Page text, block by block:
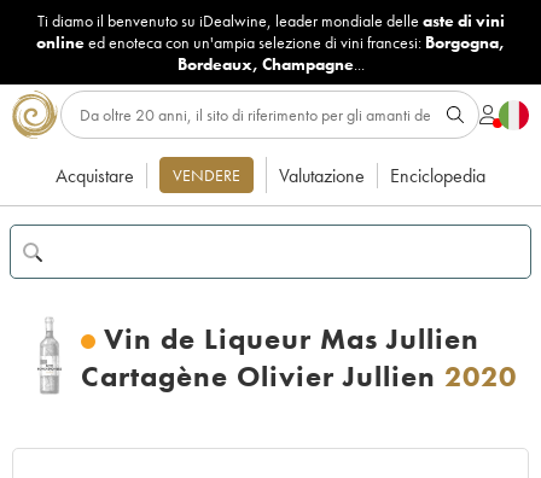
Ti diamo il benvenuto su iDealwine, leader mondiale delle aste di vini
onlineed enoteca con un'ampia selezione di vini francesi: Borgogna,
Bordeaux, Champagne...
Acquistare VENDERE Valutazione Enciclopedia
Vin de Liqueur Mas Jullien
Cartagène Olivier Jullien 2020